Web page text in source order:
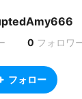
0 フォロワ
フォロー